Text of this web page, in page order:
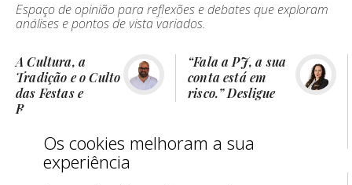
Espaço de opinião para reflexões e debates que exploram
análises e pontos de vista variados.
A Cultura, a
Tradição e o Culto
das Festas e
Romarias do Alto
Tomás Henrique Antunes 5 mins
“Fala a PJ, a sua
conta está em
risco.” Desligue
Paula Pratinha
Os cookies melhoram a sua
experiência